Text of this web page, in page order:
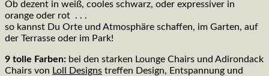
Ob dezent in weiß, cooles schwarz, oder expressiver in
orange oder rot . . .
so kannst Du Orte und Atmosphäre schaffen, im Garten, auf
der Terrasse oder im Park!
9 tolle Farben: bei den starken Lounge Chairs und Adirondack
Chairs von Loll Designs treffen Design, Entspannung und